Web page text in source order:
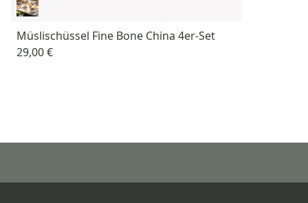
Müslischüssel Fine Bone China 4er-Set
29,00 €